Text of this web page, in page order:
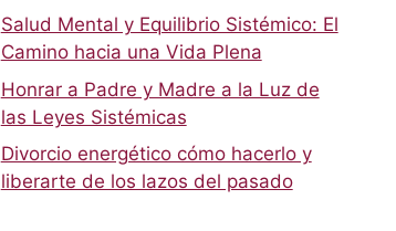
Salud Mental y Equilibrio Sistémico: El
Camino hacia una Vida Plena
Honrar a Padre y Madre a la Luz de
las Leyes Sistémicas
Divorcio energético cómo hacerlo y
liberarte de los lazos del pasado